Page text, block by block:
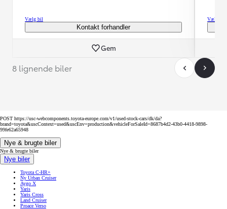
Vælg bil
Kontakt forhandler
Gem
Vælg bil
8 lignende biler
POST https://usc-webcomponents.toyota-europe.com/v1/used-stock-cars/dk/da?
brand=toyota&uscContext=used&uscEnv=production&vehicleForSaleId=8687b4d2-43b0-4418-9898-
99fe62a65948
Nye & brugte biler
Nye & brugte biler
Nye biler
Toyota C-HR+
Ny Urban Cruiser
Aygo X
Yaris
Yaris Cross
Land Cruiser
Proace Verso